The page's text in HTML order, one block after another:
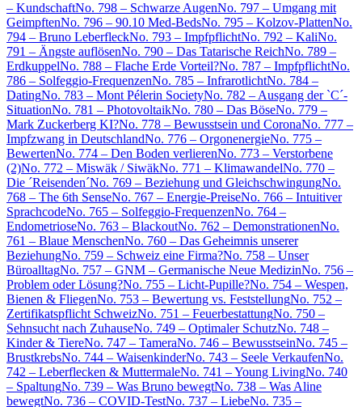
– KundschaftNo. 798 – Schwarze AugenNo. 797 – Umgang mit
GeimpftenNo. 796 – 90.10 Med-BedsNo. 795 – Kolzov-PlattenNo.
794 – Bruno LeberfleckNo. 793 – ImpfpflichtNo. 792 – KaliNo.
791 – Ängste auflösenNo. 790 – Das Tatarische ReichNo. 789 –
ErdkuppelNo. 788 – Flache Erde Vorteil?No. 787 – ImpfpflichtNo.
786 – Solfeggio-FrequenzenNo. 785 – InfrarotlichtNo. 784 –
DatingNo. 783 – Mont Pélerin SocietyNo. 782 – Ausgang der `C´-
SituationNo. 781 – PhotovoltaikNo. 780 – Das BöseNo. 779 –
Mark Zuckerberg KI?No. 778 – Bewusstsein und CoronaNo. 777 –
Impfzwang in DeutschlandNo. 776 – OrgonenergieNo. 775 –
BewertenNo. 774 – Den Boden verlierenNo. 773 – Verstorbene
(2)No. 772 – Miswäk / SiwäkNo. 771 – KlimawandelNo. 770 –
Die ´Reisenden´No. 769 – Beziehung und GleichschwingungNo.
768 – The 6th SenseNo. 767 – Energie-PreiseNo. 766 – Intuitiver
SprachcodeNo. 765 – Solfeggio-FrequenzenNo. 764 –
EndometrioseNo. 763 – BlackoutNo. 762 – DemonstrationenNo.
761 – Blaue MenschenNo. 760 – Das Geheimnis unserer
BeziehungNo. 759 – Schweiz eine Firma?No. 758 – Unser
BüroalltagNo. 757 – GNM – Germanische Neue MedizinNo. 756 –
Problem oder Lösung?No. 755 – Licht-Pupille?No. 754 – Wespen,
Bienen & FliegenNo. 753 – Bewertung vs. FeststellungNo. 752 –
Zertifikatspflicht SchweizNo. 751 – FeuerbestattungNo. 750 –
Sehnsucht nach ZuhauseNo. 749 – Optimaler SchutzNo. 748 –
Kinder & TiereNo. 747 – TameraNo. 746 – BewusstseinNo. 745 –
BrustkrebsNo. 744 – WaisenkinderNo. 743 – Seele VerkaufenNo.
742 – Leberflecken & MuttermaleNo. 741 – Young LivingNo. 740
– SpaltungNo. 739 – Was Bruno bewegtNo. 738 – Was Aline
bewegtNo. 736 – COVID-TestNo. 737 – LiebeNo. 735 –